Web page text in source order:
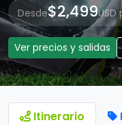
Desde$2,499USD
Ver precios y salidas
Itinerario